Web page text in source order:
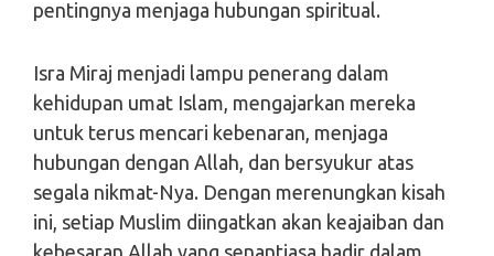
pentingnya menjaga hubungan spiritual.
Isra Miraj menjadi lampu penerang dalam
kehidupan umat Islam, mengajarkan mereka
untuk terus mencari kebenaran, menjaga
hubungan dengan Allah, dan bersyukur atas
segala nikmat-Nya. Dengan merenungkan kisah
ini, setiap Muslim diingatkan akan keajaiban dan